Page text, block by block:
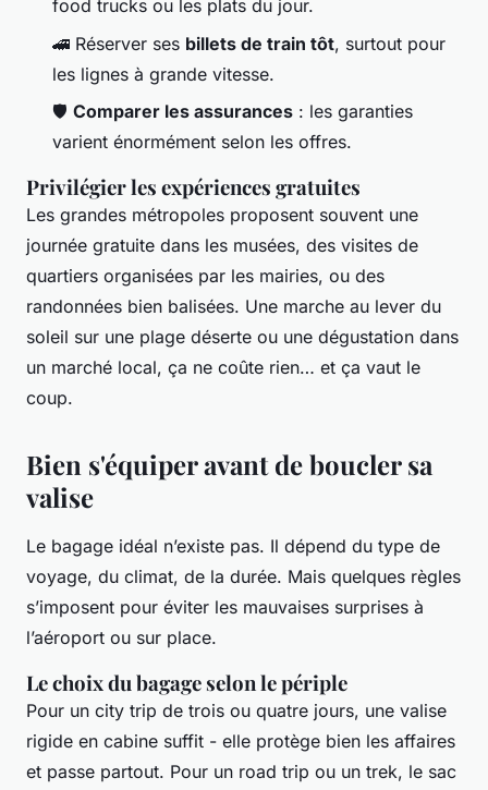
food trucks ou les plats du jour.
🚄 Réserver ses billets de train tôt, surtout pour
les lignes à grande vitesse.
🛡️ Comparer les assurances : les garanties
varient énormément selon les offres.
Privilégier les expériences gratuites
Les grandes métropoles proposent souvent une
journée gratuite dans les musées, des visites de
quartiers organisées par les mairies, ou des
randonnées bien balisées. Une marche au lever du
soleil sur une plage déserte ou une dégustation dans
un marché local, ça ne coûte rien… et ça vaut le
coup.
Bien s'équiper avant de boucler sa
valise
Le bagage idéal n’existe pas. Il dépend du type de
voyage, du climat, de la durée. Mais quelques règles
s’imposent pour éviter les mauvaises surprises à
l’aéroport ou sur place.
Le choix du bagage selon le périple
Pour un city trip de trois ou quatre jours, une valise
rigide en cabine suffit - elle protège bien les affaires
et passe partout. Pour un road trip ou un trek, le sac